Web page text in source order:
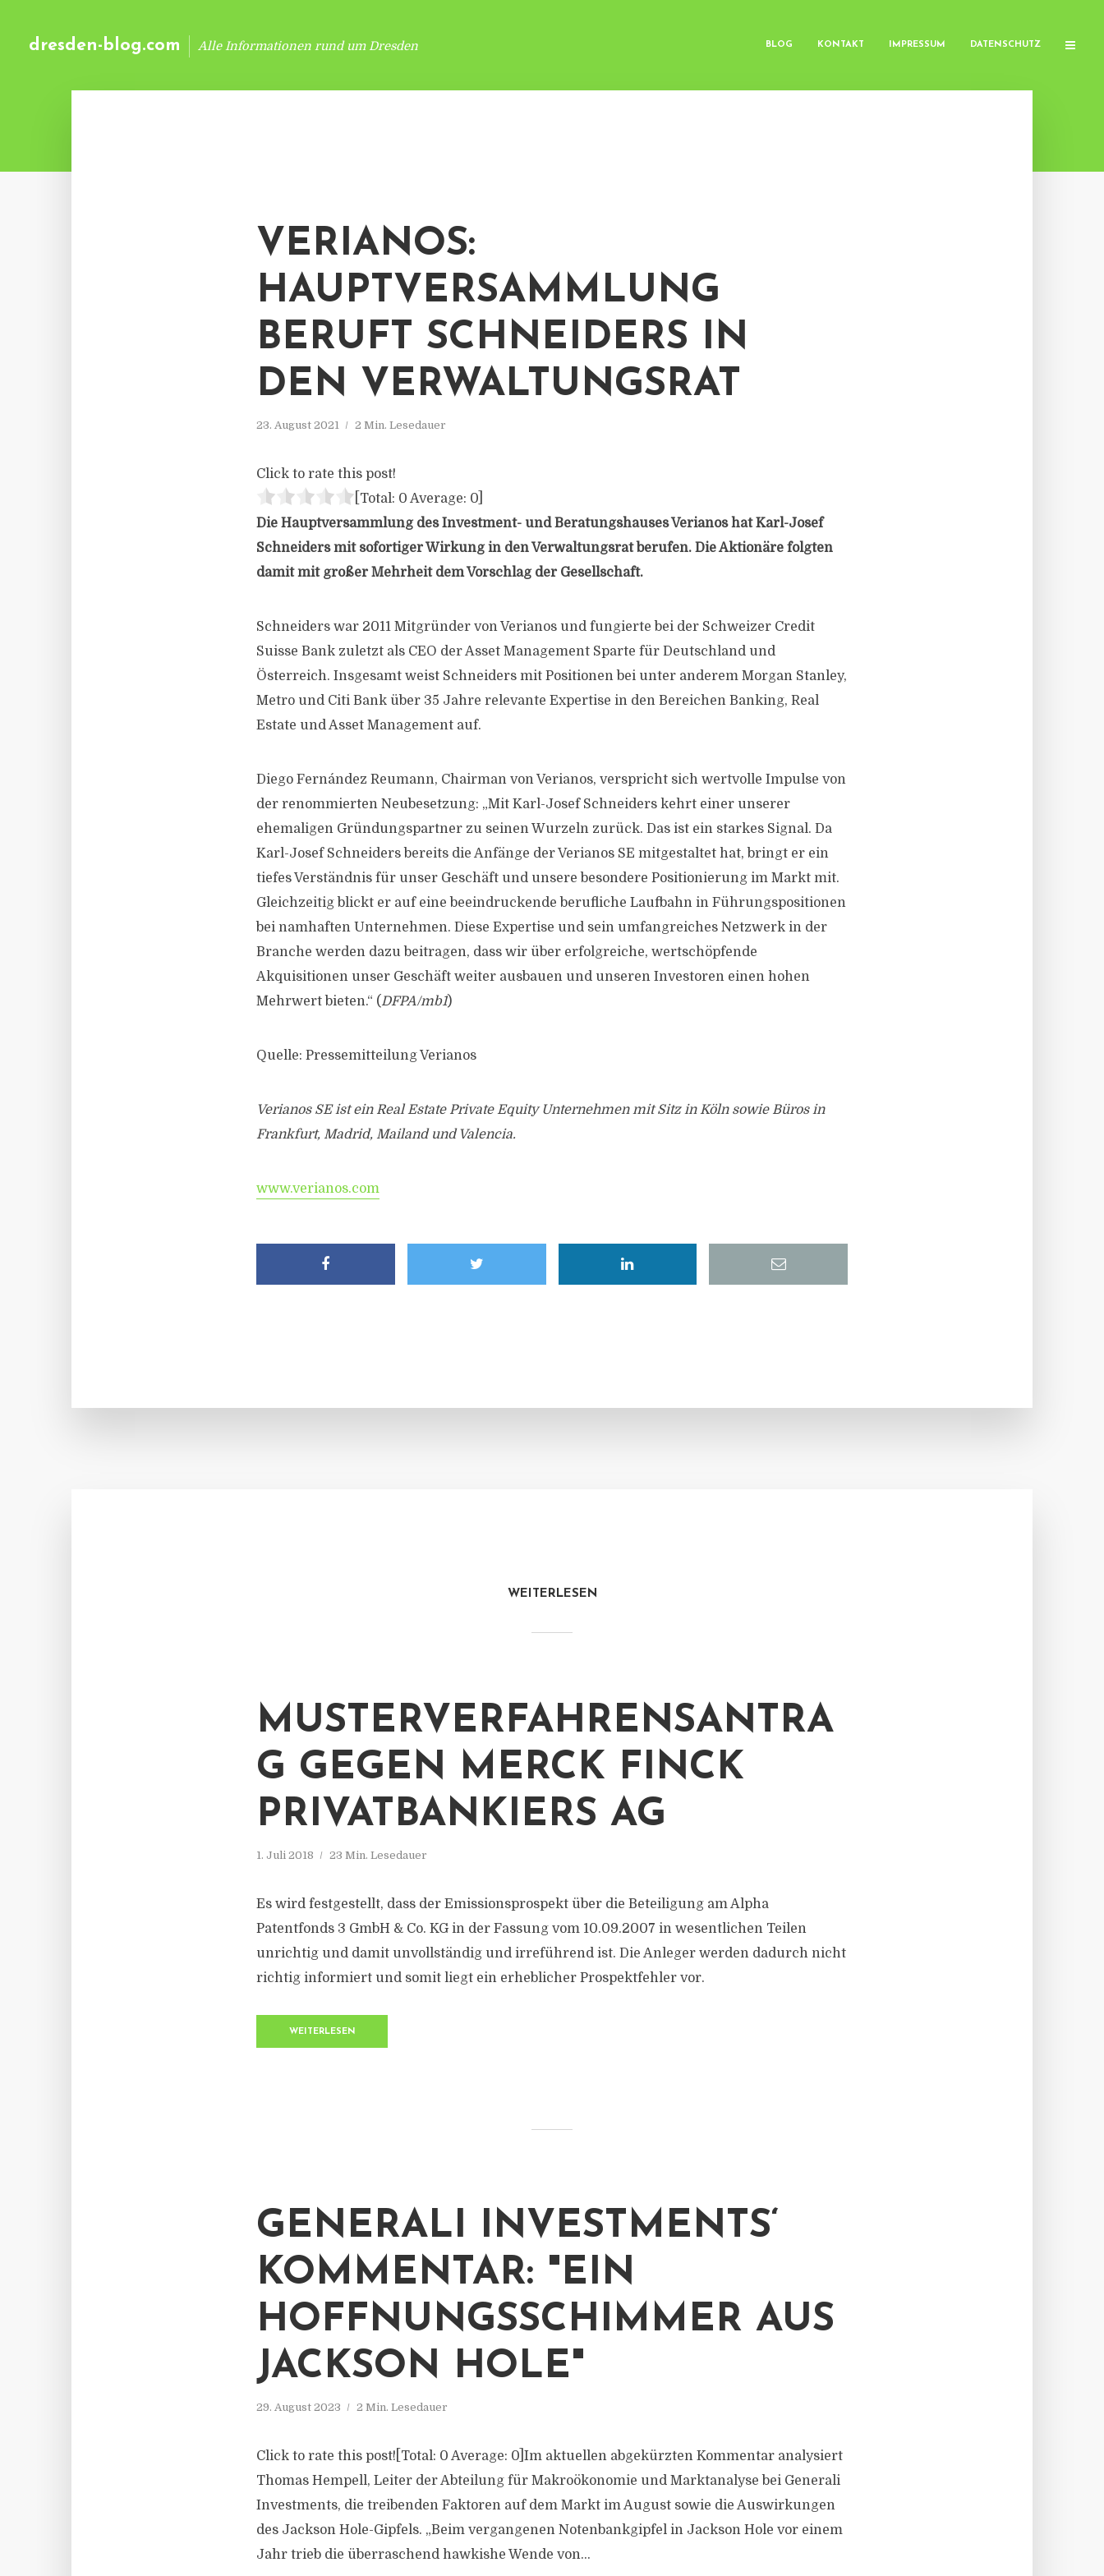
dresden-blog.com Alle Informationen rund um Dresden BLOG KONTAKT IMPRESSUM DATENSCHUTZ
VERIANOS:
HAUPTVERSAMMLUNG
BERUFT SCHNEIDERS IN
DEN VERWALTUNGSRAT
23. August 2021 2 Min. Lesedauer
Click to rate this post!
[Total: 0 Average: 0
Die Hauptversammlung des Investment- und Beratungshauses Verianos hat Karl-Josef
Schneiders mit sofortiger Wirkung in den Verwaltungsrat berufen. Die Aktionäre folgten
damit mit großer Mehrheit dem Vorschlag der Gesellschaft.
Schneiders war 2011 Mitgründer von Verianos und fungierte bei der Schweizer Credit
Suisse Bank zuletzt als CEO der Asset Management Sparte für Deutschland und
Österreich. Insgesamt weist Schneiders mit Positionen bei unter anderem Morgan Stanley,
Metro und Citi Bank über 35 Jahre relevante Expertise in den Bereichen Banking, Real
Estate und Asset Management auf.
Diego Fernández Reumann, Chairman von Verianos, verspricht sich wertvolle Impulse von
der renommierten Neubesetzung: „Mit Karl-Josef Schneiders kehrt einer unserer
ehemaligen Gründungspartner zu seinen Wurzeln zurück. Das ist ein starkes Signal. Da
Karl-Josef Schneiders bereits die Anfänge der Verianos SE mitgestaltet hat, bringt er ein
tiefes Verständnis für unser Geschäft und unsere besondere Positionierung im Markt mit.
Gleichzeitig blickt er auf eine beeindruckende berufliche Laufbahn in Führungspositionen
bei namhaften Unternehmen. Diese Expertise und sein umfangreiches Netzwerk in der
Branche werden dazu beitragen, dass wir über erfolgreiche, wertschöpfende
Akquisitionen unser Geschäft weiter ausbauen und unseren Investoren einen hohen
Mehrwert bieten.“ (DFPA/mb1)
Quelle: Pressemitteilung Verianos
Verianos SE ist ein Real Estate Private Equity Unternehmen mit Sitz in Köln sowie Büros in
Frankfurt, Madrid, Mailand und Valencia.
www.verianos.com
WEITERLESEN
MUSTERVERFAHRENSANTRA
G GEGEN MERCK FINCK
PRIVATBANKIERS AG
1. Juli 2018 23 Min. Lesedauer
Es wird festgestellt, dass der Emissionsprospekt über die Beteiligung am Alpha
Patentfonds 3 GmbH & Co. KG in der Fassung vom 10.09.2007 in wesentlichen Teilen
unrichtig und damit unvollständig und irreführend ist. Die Anleger werden dadurch nicht
richtig informiert und somit liegt ein erheblicher Prospektfehler vor.
WEITERLESEN
GENERALI INVESTMENTS‘
KOMMENTAR: "EIN
HOFFNUNGSSCHIMMER AUS
JACKSON HOLE"
29. August 2023 2 Min. Lesedauer
Click to rate this post![Total: 0 Average: 0]Im aktuellen abgekürzten Kommentar analysiert
Thomas Hempell, Leiter der Abteilung für Makroökonomie und Marktanalyse bei Generali
Investments, die treibenden Faktoren auf dem Markt im August sowie die Auswirkungen
des Jackson Hole-Gipfels. „Beim vergangenen Notenbankgipfel in Jackson Hole vor einem
Jahr trieb die überraschend hawkishe Wende von...